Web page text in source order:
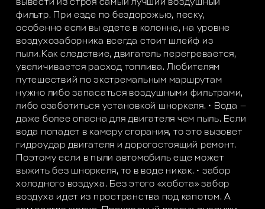
вывести из строя самый лучший воздушный
фильтр. При езде по бездорожью, песку,
особенно если вы едете в колонне, на уровне
воздухозаборника всегда стоит шлейф из
пыли.Как следствие, двигатель перегревается,
увеличивается расход топлива. Любителям
путешествий по экстремальным маршрутам
нужно либо запасаться воздушными фильтрами,
либо озаботиться установкой шноркеля. • Вода —
даже более опасна для двигателя чем пыль. Если
вода попадет в камеру сгорания, то это вызовет
гидроудар двигателя и дорогостоящий ремонт.
Поэтому если в пыли автомобиль еще может
выжить без шноркеля, то в воде никак. • забор
холодного воздуха. Без этого «хобота» забор
воздуха идет из пространства под капотом. А